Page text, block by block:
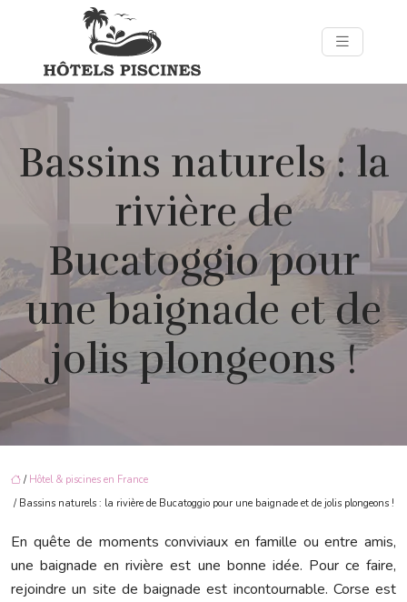
Bassins naturels : la
rivière de
Bucatoggio pour
une baignade et de
jolis plongeons !
/ Hôtel & piscines en France
/ Bassins naturels : la rivière de Bucatoggio pour une baignade et de jolis plongeons !
En quête de moments conviviaux en famille ou entre amis,
une baignade en rivière est une bonne idée. Pour ce faire,
rejoindre un site de baignade est incontournable. Corse est